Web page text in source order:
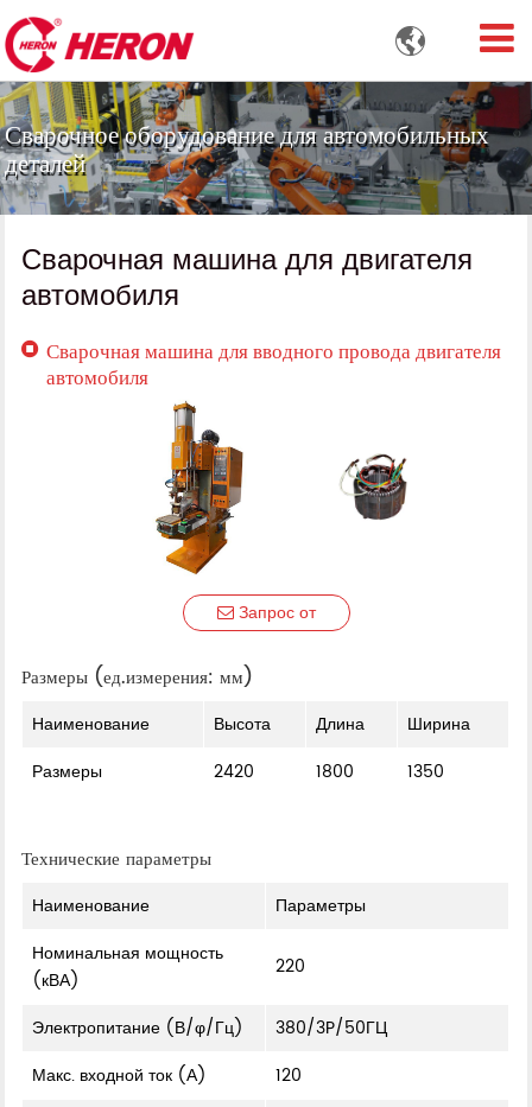

Сварочное оборудование для автомобильных
деталей
Сварочная машина для двигателя
автомобиля
Сварочная машина для вводного провода двигателя
автомобиля
Запрос от
Размеры (ед.измерения: мм)
Наименование Высота Длина
Ширина
Размеры
2420 1800 1350
Технические параметры
Наименование
Параметры
Номинальная мощность
(кВА)
220
Электропитание (В/φ/Гц)
380/3P/50ГЦ
Макс. входной ток (А)
120